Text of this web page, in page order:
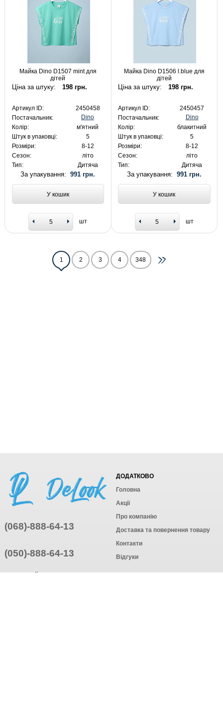
Майка Dino D1507 mint для
дітей
Ціна за штуку: 198 грн.
Артикул ID:
2450458
Постачальник:
Dino
Колір:
м'ятний
Штук в упаковці:
5
Розміри:
8-12
Сезон:
літо
Тип:
Дитяча
За упакування:991 грн.
У кошик
шт
Майка Dino D1506 l.blue для
дітей
Ціна за штуку: 198 грн.
Артикул ID:
2450457
Постачальник:
Dino
Колір:
блакитний
Штук в упаковці:
5
Розміри:
8-12
Сезон:
літо
Тип:
Дитяча
За упакування: 991 грн.
У кошик
шт
1 2 3 4 348
(068)-888-64-13
(050)-888-64-13
ДОДАТКОВО
Головна
Акції
Про компанію
Доставка та повернення товару
Контакти
Відгуки